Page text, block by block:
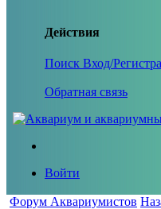
Действия
Поиск Вход/
Обратная связь
Войти
Форум Аквариумистов